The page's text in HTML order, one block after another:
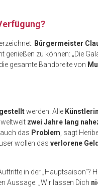
Bürgermeister
zu können: „Die
gesamte Bandbreite von
werden. Alle
zwei Jahre lang
das Problem , sagt
wollen das verlorene
in der „Hauptsaison“?
Aussage: „Wir lassen Dich